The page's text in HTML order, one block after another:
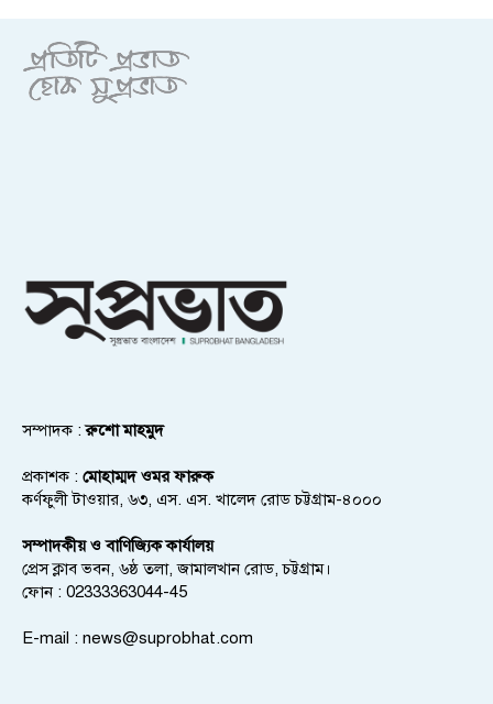
সম্পাদক :রুশো মাহমুদ
প্রকাশক : মোহাম্মদ ওমর ফারুক
কর্ণফুলী টাওয়ার, ৬৩, এস. এস. খালেদ রোড চট্টগ্রাম-৪০০০
সম্পাদকীয় ও বাণিজ্যিক কার্যালয়
প্রেস ক্লাব ভবন, ৬ষ্ঠ তলা, জামালখান রোড, চট্টগ্রাম।
ফোন : 02333363044-45
E-mail : news@suprobhat.com